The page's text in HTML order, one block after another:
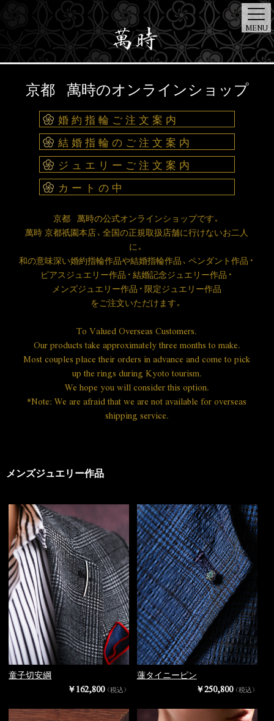
MENU
TOPBRIDAL
ONE
DIAMOND DESIGNER
JEWELRY STORE NEWS
京都 萬時のオンラインショップ
婚約指輪ご注文案内
結婚指輪のご注文案内
ジュエリーご注文案内
カートの中
京都 萬時の公式オンラインショップです。
萬時 京都祇園本店、全国の正規取扱店舗に行けないお二人
に。
和の意味深い婚約指輪作品や結婚指輪作品、ペンダント作品・
ピアスジュエリー作品・結婚記念ジュエリー作品・
メンズジュエリー作品・限定ジュエリー作品
をご注文いただけます。
To Valued Overseas Customers.
Our products take approximately three months to make.
Most couples place their orders in advance and come to pick
up the rings during Kyoto tourism.
We hope you will consider this option.
*Note: We are afraid that we are not available for overseas
shipping service.
メンズジュエリー作品
童子切安綱
￥162,800（税込）
蓮タイニーピン
￥250,800（税込）